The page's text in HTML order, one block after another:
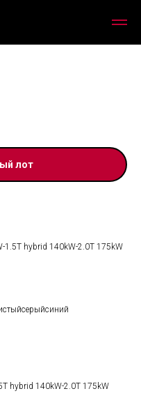
лот
hybrid 140kW-2.0T 175kW
hybrid 140kW-2.0T 175kW